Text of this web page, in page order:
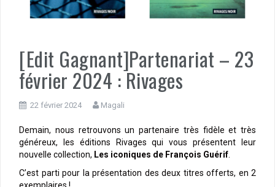
[Edit Gagnant]Partenariat – 23
février 2024 : Rivages
22 février 2024 Magali
Demain, nous retrouvons un partenaire très fidèle et très
généreux, les éditions Rivages qui vous présentent leur
nouvelle collection, Les iconiques de François Guérif
C’est parti pour la présentation des deux titres offerts, en 2